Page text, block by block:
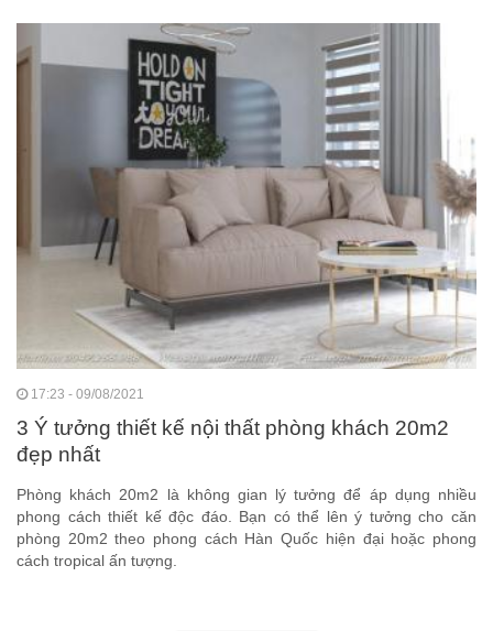
17:23 - 09/08/2021
3 Ý tưởng thiết kế nội thất phòng khách 20m2
đẹp nhất
Phòng khách 20m2 là không gian lý tưởng để áp dụng nhiều
phong cách thiết kế độc đáo. Bạn có thể lên ý tưởng cho căn
phòng 20m2 theo phong cách Hàn Quốc hiện đại hoặc phong
cách tropical ấn tượng.